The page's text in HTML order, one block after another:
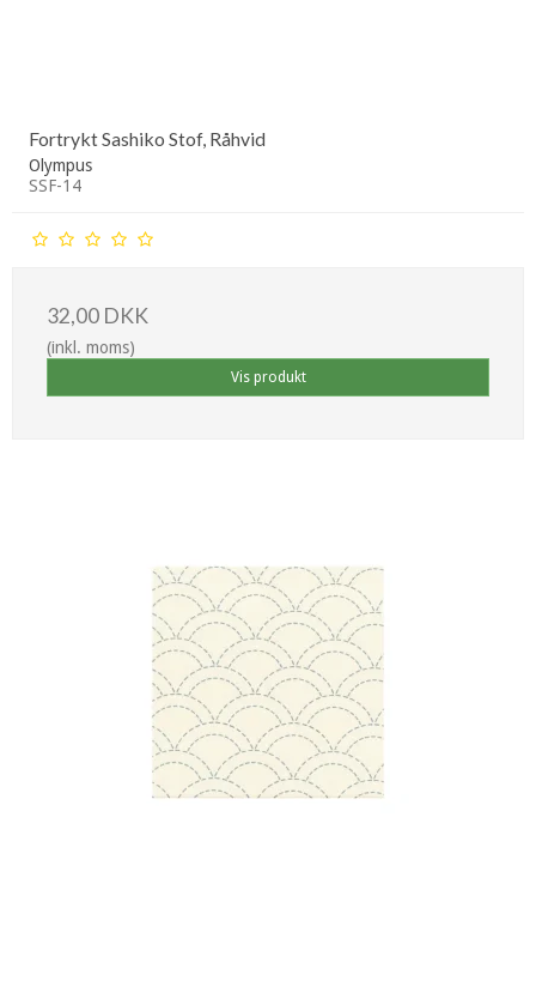
Fortrykt Sashiko Stof, Råhvid
Olympus
SSF-14
32,00 DKK
(inkl. moms)
Vis produkt